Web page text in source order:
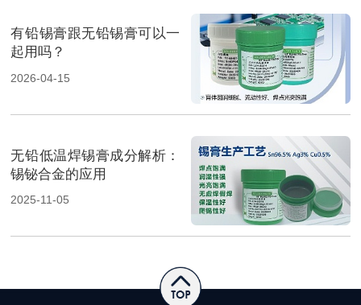
有铅锡膏跟无铅锡膏可以一
起用吗？
2026-04-15
无铅低温焊锡膏成分解析：
锡铋合金的应用
2025-11-05